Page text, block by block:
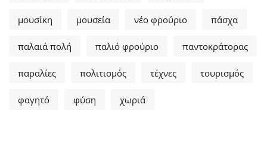
μουσίκη μουσεία νέο φρούριο πάσχα
παλαιά πολή παλιό φρούριο παντοκράτορας
παραλίες πολιτισμός τέχνες τουρισμός
φαγητό φύση χωριά